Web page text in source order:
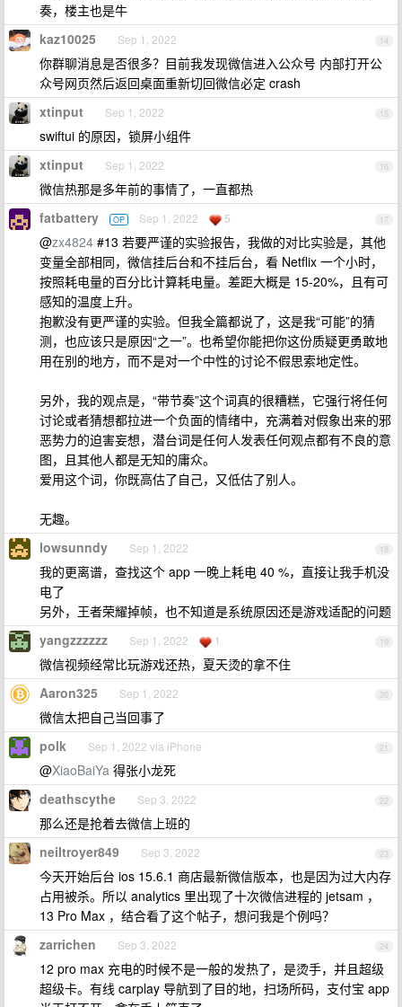
奏，楼主也是牛
14
kaz10025 Sep 1, 2022
你群聊消息是否很多？目前我发现微信进入公众号 内部打开公
众号网页然后返回桌面重新切回微信必定 crash
15
xtinput Sep 1, 2022
swiftui 的原因，锁屏小组件
16
xtinput Sep 1, 2022
微信热那是多年前的事情了，一直都热
17
fatbattery OP Sep 1, 2022 5
@zx4824 #13 若要严谨的实验报告，我做的对比实验是，其他
变量全部相同，微信挂后台和不挂后台，看 Netflix 一个小时，
按照耗电量的百分比计算耗电量。差距大概是 15-20%，且有可
感知的温度上升。
抱歉没有更严谨的实验。但我全篇都说了，这是我“可能”的猜
测，也应该只是原因“之一”。也希望你能把你这份质疑更勇敢地
用在别的地方，而不是对一个中性的讨论不假思索地定性。
另外，我的观点是，“带节奏”这个词真的很糟糕，它强行将任何
讨论或者猜想都拉进一个负面的情绪中，充满着对假象出来的邪
恶势力的迫害妄想，潜台词是任何人发表任何观点都有不良的意
图，且其他人都是无知的庸众。
爱用这个词，你既高估了自己，又低估了别人。
无趣。
18
lowsunndy Sep 1, 2022
我的更离谱，查找这个 app 一晚上耗电 40 %，直接让我手机没
电了
另外，王者荣耀掉帧，也不知道是系统原因还是游戏适配的问题
19
yangzzzzzz Sep 1, 2022 1
微信视频经常比玩游戏还热，夏天烫的拿不住
20
Aaron325 Sep 1, 2022
微信太把自己当回事了
21
polk Sep 1, 2022 via iPhone
@XiaoBaiYa 得张小龙死
22
deathscythe Sep 3, 2022
那么还是抢着去微信上班的
23
neiltroyer849 Sep 3, 2022
今天开始后台 ios 15.6.1 商店最新微信版本，也是因为过大内存
占用被杀。所以 analytics 里出现了十次微信进程的 jetsam ，
13 Pro Max ，结合看了这个帖子，想问我是个例吗？
24
zarrichen Sep 3, 2022
12 pro max 充电的时候不是一般的发热了，是烫手，并且超级
超级卡。有线 carplay 导航到了目的地，扫场所码，支付宝 app